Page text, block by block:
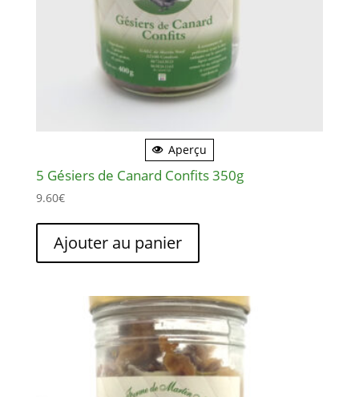
la
page
du
produit
Aperçu
5 Gésiers de Canard Confits 350g
9.60€
Ajouter au panier